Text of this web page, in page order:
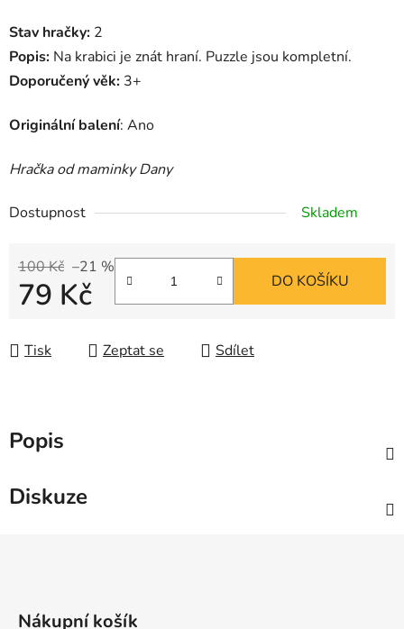
Stav hračky: 2
Popis: Na krabici je znát hraní. Puzzle jsou kompletní.
Doporučený věk: 3+
Originální balení: Ano
Hračka od maminky Dany
Dostupnost Skladem
100 Kč –21 %
79 Kč DO KOŠÍKU
Tisk Zeptat se Sdílet
Popis
Diskuze
Nákupní košík